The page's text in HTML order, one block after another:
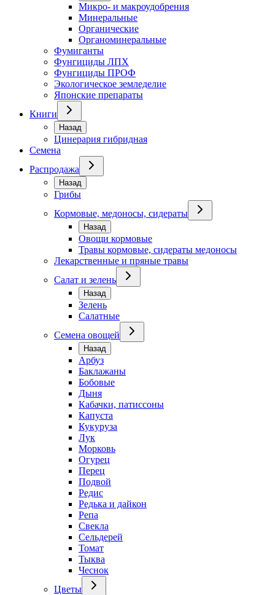
Микро- и макроудобрения
Минеральные
Органические
Органоминеральные
Фумиганты
Фунгициды ЛПХ
Фунгициды ПРОФ
Экологическое земледелие
Японские препараты
Книги
Назад
Цинерария гибридная
Семена
Распродажа
Назад
Грибы
Кормовые, медоносы, сидераты
Назад
Овощи кормовые
Травы кормовые, сидераты медоносы
Лекарственные и пряные травы
Салат и зелень
Назад
Зелень
Салатные
Семена овощей
Назад
Арбуз
Баклажаны
Бобовые
Дыня
Кабачки, патиссоны
Капуста
Кукуруза
Лук
Морковь
Огурец
Перец
Подвой
Редис
Редька и дайкон
Репа
Свекла
Сельдерей
Томат
Тыква
Чеснок
Цветы